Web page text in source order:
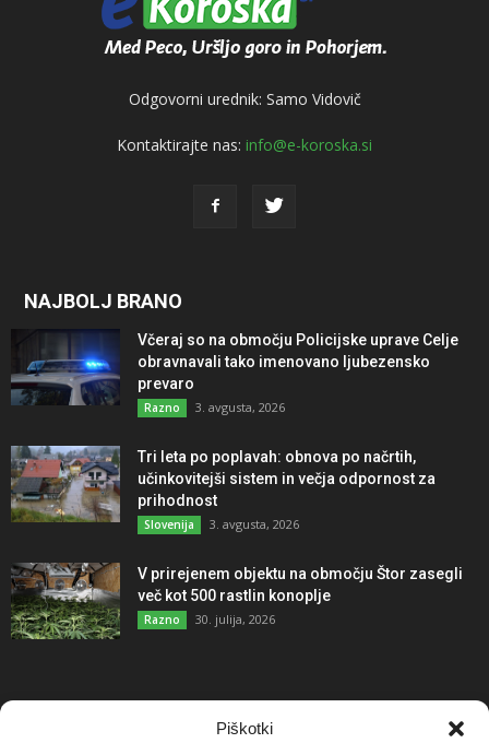
Piškotki
Odgovorni urednik: Samo Vidovič
Kontaktirajte nas: info@e-koroska.si
NAJBOLJ BRANO
Včeraj so na območju Policijske uprave Celje
obravnavali tako imenovano ljubezensko
prevaro
Razno 3. avgusta, 2026
Tri leta po poplavah: obnova po načrtih,
učinkovitejši sistem in večja odpornost za
prihodnost
Slovenija 3. avgusta, 2026
V prirejenem objektu na območju Štor zasegli
več kot 500 rastlin konoplje
Razno 30. julija, 2026
NAJBOLJ KOMENTIRANO